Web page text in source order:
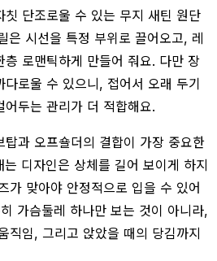
칫 단조로울 수 있는 무지 새틴 원단
은 시선을 특정 부위로 끌어오고, 레
층 로맨틱하게 만들어 줘요. 다만 장
로울 수 있으니, 접어서 오래 두기
두는 관리가 더 적합해요.
과 오프숄더의 결합이 가장 중요한
디자인은 상체를 길어 보이게 하지
가 맞아야 안정적으로 입을 수 있어
가슴둘레 하나만 보는 것이 아니라,
직임, 그리고 앉았을 때의 당김까지